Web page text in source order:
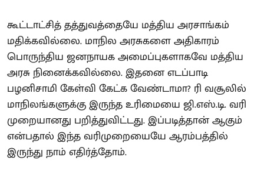
கூட்டாட்சித் தத்துவத்தையே மத்திய அரசாங்கம்
மதிக்கவில்லை. மாநில அரசுகளை அதிகாரம்
பொருந்திய ஜனநாயக அமைப்புகளாகவே மத்திய
அரசு நினைக்கவில்லை. இதனை எடப்பாடி
பழனிசாமி கேள்வி கேட்க வேண்டாமா? ரி வசூலில்
மாநிலங்களுக்கு இருந்த உரிமையை ஜி.எஸ்.டி. வரி
முறையானது பறித்துவிட்டது. இப்படித்தான் ஆகும்
என்பதால் இந்த வரிமுறையையே ஆரம்பத்தில்
இருந்து நாம் எதிர்த்தோம்.